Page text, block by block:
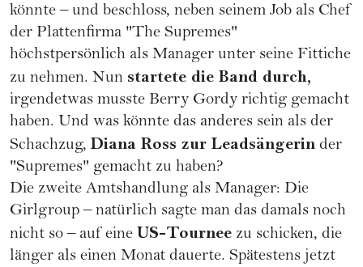
könnte – und beschloss, neben seinem Job als Chef
der Plattenfirma "The Supremes"
höchstpersönlich als Manager unter seine Fittiche
zu nehmen. Nun startete die Band durch,
irgendetwas musste Berry Gordy richtig gemacht
haben. Und was könnte das anderes sein als der
Schachzug,Diana Ross zur Leadsängerin der
"Supremes" gemacht zu haben?
Die zweite Amtshandlung als Manager: Die
Girlgroup – natürlich sagte man das damals noch
nicht so – auf eine US-Tournee zu schicken, die
länger als einen Monat dauerte. Spätestens jetzt